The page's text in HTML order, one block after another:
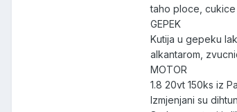
taho ploce, cukice
GEPEK
Kutija u gepeku
alkantarom,
MOTOR
1.8 20vt 150ks iz
Izmjenjani su